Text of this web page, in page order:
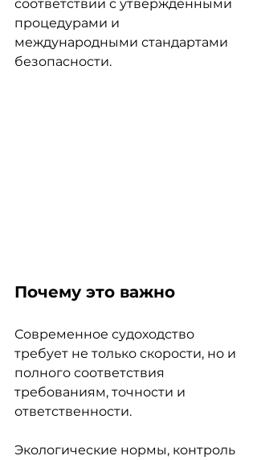
соответствии с утверждёнными
процедурами и
международными стандартами
безопасности.
Почему это важно
Современное судоходство
требует не только скорости, но и
полного соответствия
требованиям, точности и
ответственности.
Экологические нормы, контроль